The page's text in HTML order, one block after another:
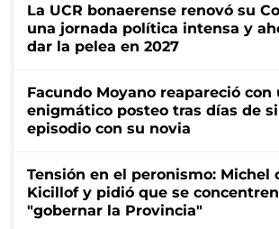
La UCR bonaerense renovó su
una jornada política intensa y
dar la pelea en 2027
Facundo Moyano reapareció con
enigmático posteo tras días de
episodio con su novia
Tensión en el peronismo: Michel
Kicillof y pidió que se
"gobernar la Provincia"